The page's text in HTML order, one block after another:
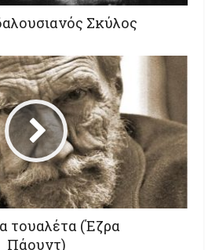
Σκύλος
τουαλέτα (Έζρα
Πάουντ)